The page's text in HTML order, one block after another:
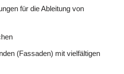
für die Ableitung von
(Fassaden) mit vielfältigen